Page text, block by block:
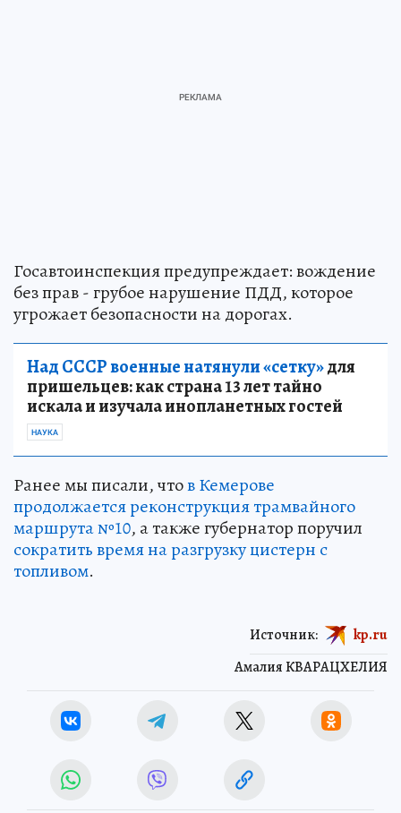
Госавтоинспекция предупреждает: вождение
без прав - грубое нарушение ПДД, которое
угрожает безопасности на дорогах.
Над СССР военные натянули «сетку»для
пришельцев: как страна 13 лет тайно
искала и изучала инопланетных гостей
НАУКА
Ранее мы писали, чтов Кемерове
продолжается реконструкция трамвайного
маршрута №10, а также губернатор поручил
сократить время на разгрузку цистерн с
топливом.
Амалия КВАРАЦХЕЛИЯ
Источник: kp.ru